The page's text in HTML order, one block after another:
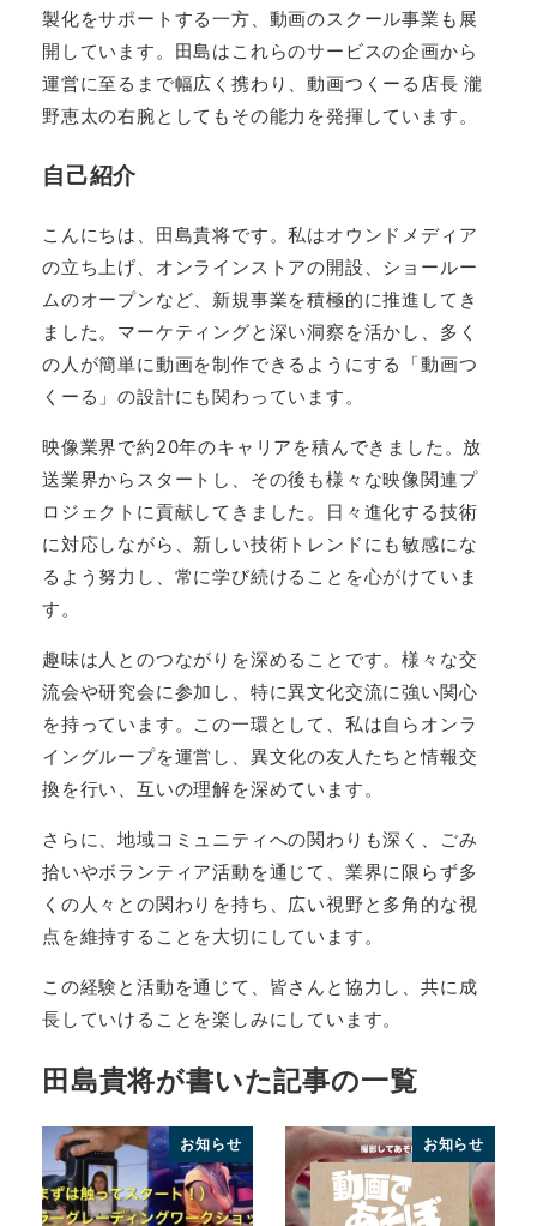
製化をサポートする一方、動画のスクール事業も展
開しています。田島はこれらのサービスの企画から
運営に至るまで幅広く携わり、動画つくーる店長 瀧
野恵太の右腕としてもその能力を発揮しています。
自己紹介
こんにちは、田島貴将です。私はオウンドメディア
の立ち上げ、オンラインストアの開設、ショールー
ムのオープンなど、新規事業を積極的に推進してき
ました。マーケティングと深い洞察を活かし、多く
の人が簡単に動画を制作できるようにする「動画つ
くーる」の設計にも関わっています。
映像業界で約20年のキャリアを積んできました。放
送業界からスタートし、その後も様々な映像関連プ
ロジェクトに貢献してきました。日々進化する技術
に対応しながら、新しい技術トレンドにも敏感にな
るよう努力し、常に学び続けることを心がけていま
す。
趣味は人とのつながりを深めることです。様々な交
流会や研究会に参加し、特に異文化交流に強い関心
を持っています。この一環として、私は自らオンラ
イングループを運営し、異文化の友人たちと情報交
換を行い、互いの理解を深めています。
さらに、地域コミュニティへの関わりも深く、ごみ
拾いやボランティア活動を通じて、業界に限らず多
くの人々との関わりを持ち、広い視野と多角的な視
点を維持することを大切にしています。
この経験と活動を通じて、皆さんと協力し、共に成
長していけることを楽しみにしています。
田島貴将が書いた記事の一覧
お知らせ お知らせ